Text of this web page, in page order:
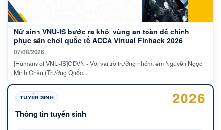
Nữ sinh VNU-IS bước ra khỏi vùng an toàn để chinh
phục sân chơi quốc tế ACCA Virtual Finhack 2026
07/08/2026
[Humans of VNU-IS]GDVN - Với vai trò trưởng nhóm, em Nguyễn Ngọc
Minh Châu (Trường Quốc...
TUYỂN SINH 2026
Thông tin tuyển sinh